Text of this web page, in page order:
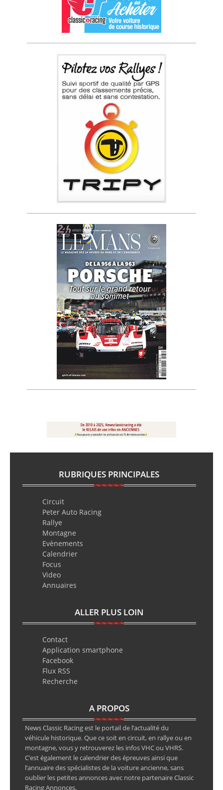
RUBRIQUES PRINCIPALES
Circuit
Peter Auto Racing
Rallye
Montagne
Evènements
Calendrier
Focus
Video
Annuaires
ALLER PLUS LOIN
Contact
Application smartphone
Facebook
Flux RSS
Recherche
A PROPOS
News Classic Racing est le portail de l’actualité du
véhicule historique. Que ce soit en circuit, en rallye ou en
montagne, vous y retrouverez les infos VHC ou VHRS.
C’est également le calendrier des épreuves ainsi que
l’annuaire des spécialistes de la voiture ancienne, sans
oublier les petites annonces avec notre partenaire Classic
Racing Annonces.